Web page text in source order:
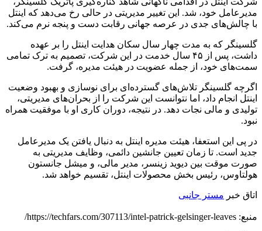
مدیرعامل خود، شد. این تغییر مدیریتی در حالی رخ می‌دهد که اینتل
با چالش‌های جدی در عرصه جهانی رقابت دست و پنجه نرم می‌کند.
گلسینگر که به مدت چهار سال سکان هدایت اینتل را بر عهده
داشت، پس از ۴۵ سال خدمت در این شرکت، تصمیم به ترک تمامی
سمت‌های خود، از جمله عضویت در هیئت مدیره، گرفت.
اگرچه گلسینگر تلاش‌های گسترده‌ای برای نوسازی و بهبود وضعیت
اینتل انجام داد، اما نتوانست این شرکت را از بحران‌های مدیریتی،
تولیدی و مالی نجات دهد. در نتیجه، دوران کاری او با موفقیت همراه
نبود.
در پی این استعفا، هیئت مدیره اینتل به دنبال یافتن یک مدیرعامل
جدید است. تا زمان تعیین جانشین دائمی، وظایف مدیریتی به
صورت موقت بین دیوید زینسر، مدیر مالی، و میشل جانستون
هولتاوس، رئیس بخش محصولات اینتل، تقسیم خواهد شد.
اتاق خبر مستر جانبی
منبع: https://techfars.com/307113/intel-patrick-gelsinger-leaves/